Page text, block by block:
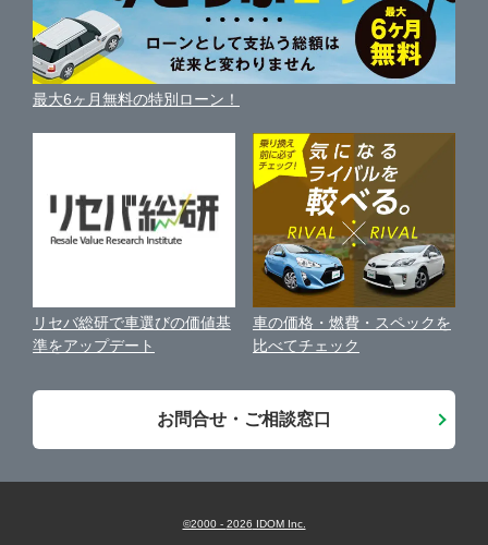
ガリバー6号ひたちなか店
ガリバー294守谷店
筑西・結城・県西地域
つくば・土浦・県南地域
鹿嶋・鹿行地域
ガリバーの自動車ローン
車買い替えの基礎知識
近くのお店で車を探す
中古車買取相場（毎月更新）
車の個人売買ガイド
車種別クチコミ
車比較サイト
利用規約
保険代理店業務に関する基本方針
古物営業法に基づく表示
お客様の声
会社案内
最大6ヶ月無料の特別ローン！
リセバ総研で車選びの価値基
準をアップデート
車の価格・燃費・スペックを
比べてチェック
お問合せ・ご相談窓口
©2000 - 2026 IDOM Inc.